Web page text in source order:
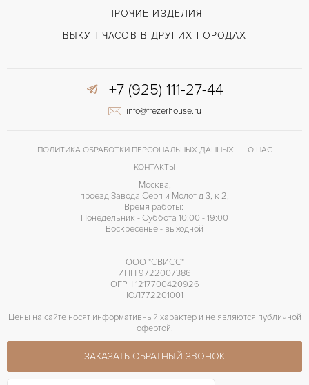
ПРОЧИЕ ИЗДЕЛИЯ
ВЫКУП ЧАСОВ В ДРУГИХ ГОРОДАХ
+7 (925) 111-27-44
info@frezerhouse.ru
ПОЛИТИКА ОБРАБОТКИ ПЕРСОНАЛЬНЫХ ДАННЫХ
О НАС
КОНТАКТЫ
Москва,
проезд Завода Серп и Молот д 3, к 2,
Время работы:
Понедельник - Суббота 10:00 - 19:00
Воскресенье - выходной
ООО "СВИСС"
ИНН 9722007386
ОГРН 1217700420926
ЮЛ772201001
Цены на сайте носят информативный характер и не являются публичной
офертой.
ЗАКАЗАТЬ ОБРАТНЫЙ ЗВОНОК